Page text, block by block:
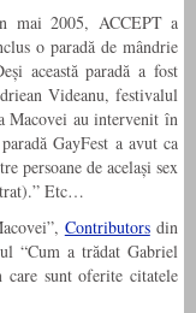
mai 2005, ACCEPT a
o paradă de mândrie
această paradă a fost
Videanu, festivalul
Macovei au intervenit în
GayFest a avut ca
persoane de același sex
Etc…
Contributorsdin
“Cum a trădat Gabriel
sunt oferite citatele